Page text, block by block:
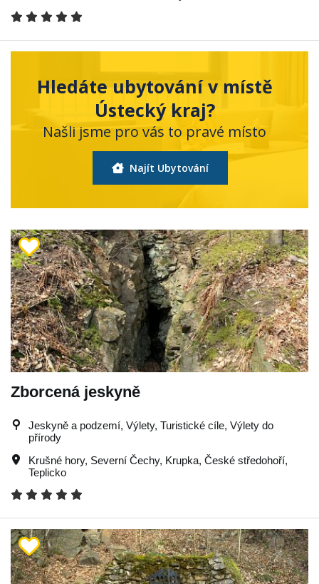
Hledáte ubytování v místě
Ústecký kraj?
Našli jsme pro vás to pravé místo
Najít Ubytování
Zborcená jeskyně
Jeskyně a podzemí, Výlety, Turistické cíle, Výlety do
přírody
Krušné hory, Severní Čechy, Krupka, České středohoří,
Teplicko